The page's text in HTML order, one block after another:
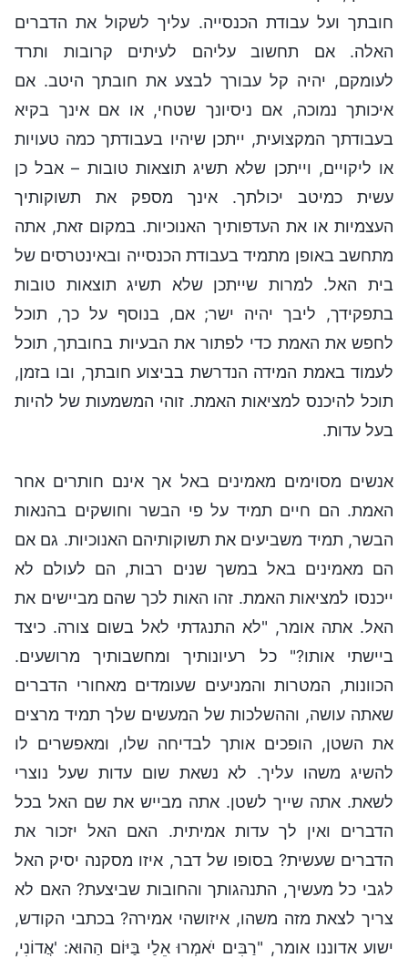
חובתך ועל עבודת הכנסייה. עליך לשקול את הדברים
האלה. אם תחשוב עליהם לעיתים קרובות ותרד
לעומקם, יהיה קל עבורך לבצע את חובתך היטב. אם
איכותך נמוכה, אם ניסיונך שטחי, או אם אינך בקיא
בעבודתך המקצועית, ייתכן שיהיו בעבודתך כמה טעויות
או ליקויים, וייתכן שלא תשיג תוצאות טובות – אבל כן
עשית כמיטב יכולתך. אינך מספק את תשוקותיך
העצמיות או את העדפותיך האנוכיות. במקום זאת, אתה
מתחשב באופן מתמיד בעבודת הכנסייה ובאינטרסים של
בית האל. למרות שייתכן שלא תשיג תוצאות טובות
בתפקידך, ליבך יהיה ישר; אם, בנוסף על כך, תוכל
לחפש את האמת כדי לפתור את הבעיות בחובתך, תוכל
לעמוד באמת המידה הנדרשת בביצוע חובתך, ובו בזמן,
תוכל להיכנס למציאות האמת. זוהי המשמעות של להיות
בעל עדות.
אנשים מסוימים מאמינים באל אך אינם חותרים אחר
האמת. הם חיים תמיד על פי הבשר וחושקים בהנאות
הבשר, תמיד משביעים את תשוקותיהם האנוכיות. גם אם
הם מאמינים באל במשך שנים רבות, הם לעולם לא
ייכנסו למציאות האמת. זהו האות לכך שהם מביישים את
האל. אתה אומר, "לא התנגדתי לאל בשום צורה. כיצד
ביישתי אותו?" כל רעיונותיך ומחשבותיך מרושעים.
הכוונות, המטרות והמניעים שעומדים מאחורי הדברים
שאתה עושה, וההשלכות של המעשים שלך תמיד מרצים
את השטן, הופכים אותך לבדיחה שלו, ומאפשרים לו
להשיג משהו עליך. לא נשאת שום עדות שעל נוצרי
לשאת. אתה שייך לשטן. אתה מבייש את שם האל בכל
הדברים ואין לך עדות אמיתית. האם האל יזכור את
הדברים שעשית? בסופו של דבר, איזו מסקנה יסיק האל
לגבי כל מעשיך, התנהגותך והחובות שביצעת? האם לא
צריך לצאת מזה משהו, איזושהי אמירה? בכתבי הקודש,
ישוע אדוננו אומר, "רַבִּים יֺאמְרוּ אֵלַי בַּיּוֹם הַהוּא: 'אֲדוֹנִי,